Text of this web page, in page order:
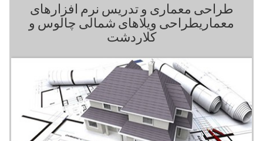
طراحی معماری و تدریس نرم افزارهای
معماریطراحی ویلاهای شمالی چالوس و
کلاردشت